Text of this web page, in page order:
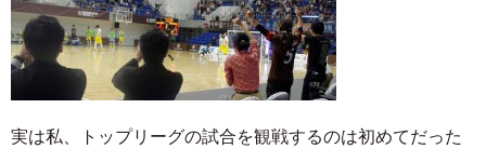
実は私、トップリーグの試合を観戦するのは初めてだった